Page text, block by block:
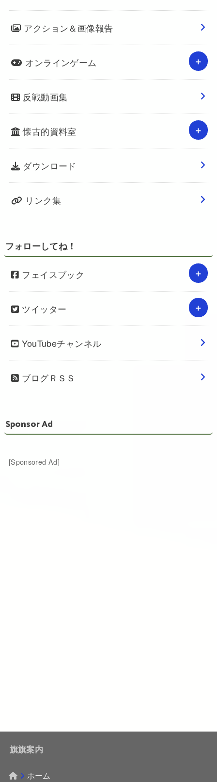
アクション＆画像報告
オンラインゲーム
反戦動画集
懐古的資料室
ダウンロード
リンク集
フォローしてね！
フェイスブック
ツイッター
YouTubeチャンネル
ブログＲＳＳ
Sponsor Ad
[Sponsored Ad]
旗旗案内
ホーム